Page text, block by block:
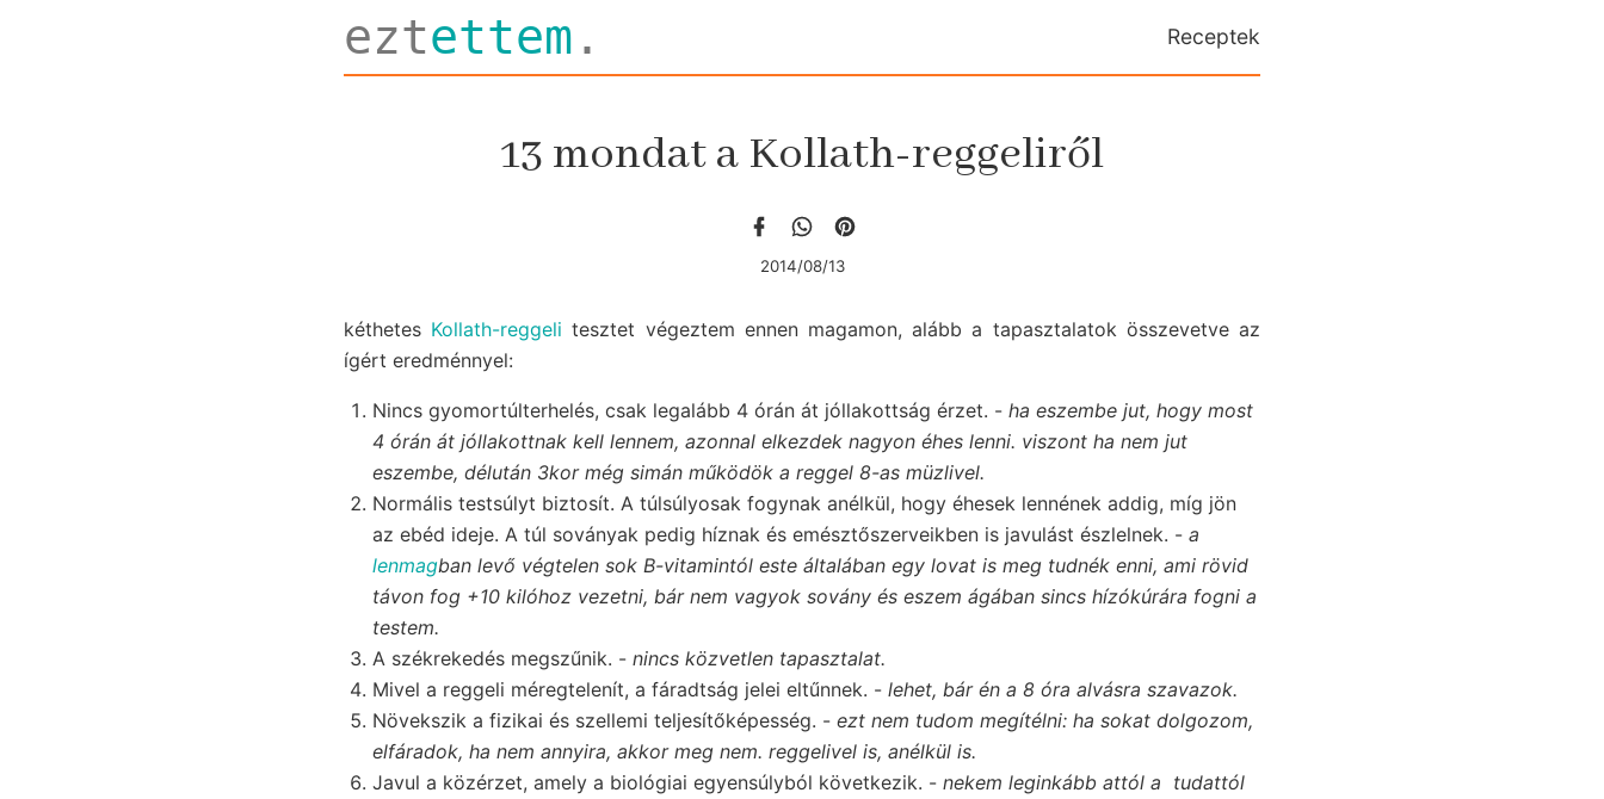
eztettem . Receptek
13 mondat a Kollath-reggeliről
2014/08/13
kéthetes Kollath-reggeli tesztet végeztem ennen magamon, alább a tapasztalatok összevetve az
ígért eredménnyel:
Nincs gyomortúlterhelés, csak legalább 4 órán át jóllakottság érzet. - ha eszembe jut, hogy most
4 órán át jóllakottnak kell lennem, azonnal elkezdek nagyon éhes lenni. viszont ha nem jut
eszembe, délután 3kor még simán működök a reggel 8-as müzlivel.
Normális testsúlyt biztosít. A túlsúlyosak fogynak anélkül, hogy éhesek lennének addig, míg jön
az ebéd ideje. A túl soványak pedig híznak és emésztőszerveikben is javulást észlelnek. - a
lenmagban levő végtelen sok B-vitamintól este általában egy lovat is meg tudnék enni, ami rövid
távon fog +10 kilóhoz vezetni, bár nem vagyok sovány és eszem ágában sincs hízókúrára fogni a
testem.
A székrekedés megszűnik. - nincs közvetlen tapasztalat.
Mivel a reggeli méregtelenít, a fáradtság jelei eltűnnek. - lehet, bár én a 8 óra alvásra szavazok.
Növekszik a fizikai és szellemi teljesítőképesség. - ezt nem tudom megítélni: ha sokat dolgozom,
elfáradok, ha nem annyira, akkor meg nem. reggelivel is, anélkül is.
Javul a közérzet, amely a biológiai egyensúlyból következik. - nekem leginkább attól a tudattól